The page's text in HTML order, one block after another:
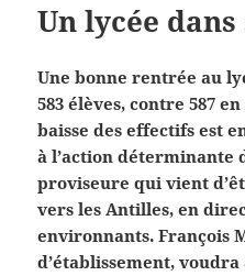
Un lycée
Une bonne rentrée au
583 élèves, contre 587
baisse des effectifs est
à l’action déterminante
proviseure qui vient
vers les Antilles, en
environnants. François
d’établissement,